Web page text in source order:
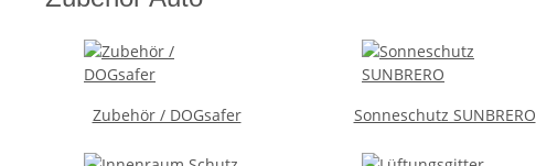
Zubehör / DOGsafer Sonneschutz SUNBRERO